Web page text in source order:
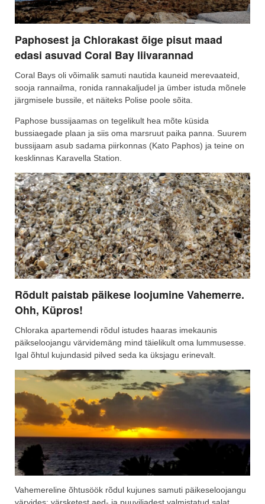
Paphosest ja Chlorakast õige pisut maad
edasi asuvad Coral Bay liivarannad
Coral Bays oli võimalik samuti nautida kauneid merevaateid,
sooja rannailma, ronida rannakaljudel ja ümber istuda mõnele
järgmisele bussile, et näiteks Polise poole sõita.
Paphose bussijaamas on tegelikult hea mõte küsida
bussiaegade plaan ja siis oma marsruut paika panna. Suurem
bussijaam asub sadama piirkonnas (Kato Paphos) ja teine on
kesklinnas Karavella Station.
Rõdult paistab päikese loojumine Vahemerre.
Ohh, Küpros!
Chloraka apartemendi rõdul istudes haaras imekaunis
päikseloojangu värvidemäng mind täielikult oma lummusesse.
Igal õhtul kujundasid pilved seda ka üksjagu erinevalt.
Vahemereline õhtusöök rõdul kujunes samuti päikeseloojangu